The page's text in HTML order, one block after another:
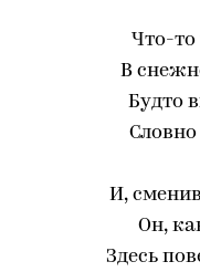
Что-то
В
Будто
Словно
И,
Он,
Здесь